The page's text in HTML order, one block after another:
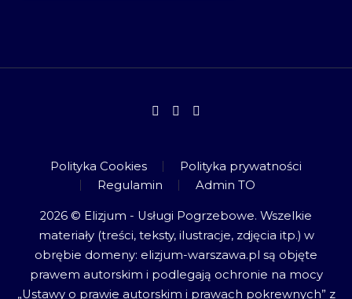
Polityka Cookies
Polityka prywatności
Regulamin
Admin TO
2026 © Elizjum - Usługi Pogrzebowe. Wszelkie
materiały (treści, teksty, ilustracje, zdjęcia itp.) w
obrębie domeny: elizjum-warszawa.pl są objęte
prawem autorskim i podlegają ochronie na mocy
„Ustawy o prawie autorskim i prawach pokrewnych” z